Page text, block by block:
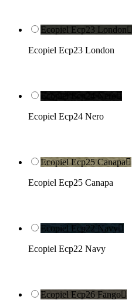
Ecopiel Ecp23 London
Ecopiel Ecp23 London
Ecopiel Ecp24 Nero
Ecopiel Ecp24 Nero
Ecopiel Ecp25 Canapa
Ecopiel Ecp25 Canapa
Ecopiel Ecp22 Navy 
Ecopiel Ecp22 Navy
Ecopiel Ecp26 Fango